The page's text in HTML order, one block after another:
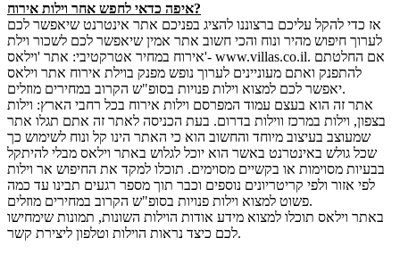
איפה כדאי לחפש אחר וילות אירוח?
אז כדי להקל עליכם ברצוננו להציג בפניכם אתר אינטרנט שיאפשר לכם
לערוך חיפוש מהיר ונוח והכי חשוב אתר אמין שיאפשר לכם לשכור וילת
אירוח במחיר אטרקטיבי: אתר 'וילאס'- www.villas.co.il. אם החלטתם
להתפנק ואתם מעוניינים לערוך נופש מפנק בוילת אירוח אתר וילאס
יאפשר לכם למצוא וילות פנויות בסופ"ש הקרוב במחירים מוזלים.
אתר זה הוא בעצם עמוד המפרסם וילות אירוח בכל רחבי הארץ: וילות
בצפון, וילות במרכז ווילות בדרום. בעת הכניסה לאתר זה אתם תגלו אתר
שמעוצב בעיצוב מיוחד והחשוב הוא כי האתר הינו קל ונוח לשימוש כך
שכל גולש באינטרנט באשר הוא יוכל לגלוש באתר וילאס מבלי להיתקל
בבעיות מסוימות או בקשיים מסוימים. תוכלו למקד את החיפוש אר וילות
לפי אזור ולפי קריטריונים נוספים וכבר תוך מספר רגעים תבינו עד כמה
פשוט למצוא וילות פנויות בסופ"ש הקרוב במחירים מוזלים.
באתר וילאס תוכלו למצוא מידע אודות הוילות השונות, תמונות שימחישו
לכם כיצד נראות הוילות וטלפון ליצירת קשר.